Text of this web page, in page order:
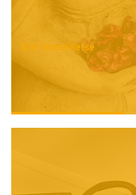
Die innere Reise